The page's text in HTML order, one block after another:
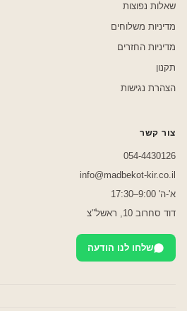
שאלות נפוצות
מדיניות משלוחים
מדיניות החזרים
תקנון
הצהרת נגישות
צור קשר
054-4430126
info@madbekot-kir.co.il
א'-ה' 9:00–17:30
דוד סחרוב 10, ראשל"צ
שלחו לנו הודעה